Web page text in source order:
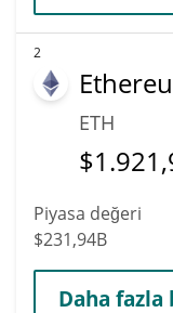
2
ETH
$
Piyasa değeri
$231,94B
Daha fazla